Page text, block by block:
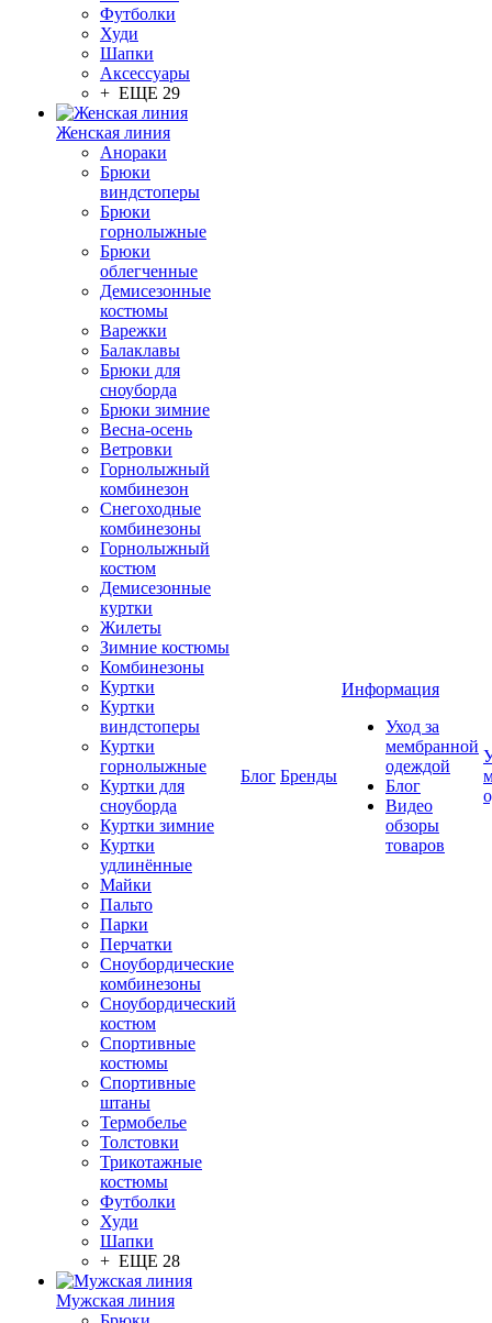
Футболки
Худи
Шапки
Аксессуары
+ ЕЩЕ 29
Женская линия
Анораки
Брюки
виндстоперы
Брюки
горнолыжные
Брюки
облегченные
Демисезонные
костюмы
Варежки
Балаклавы
Брюки для
сноуборда
Брюки зимние
Весна-осень
Ветровки
Горнолыжный
комбинезон
Снегоходные
комбинезоны
Горнолыжный
костюм
Демисезонные
куртки
Жилеты
Зимние костюмы
Комбинезоны
Куртки
Куртки
виндстоперы
Куртки
горнолыжные
Куртки для
сноуборда
Куртки зимние
Куртки
удлинённые
Майки
Пальто
Парки
Перчатки
Сноубордические
комбинезоны
Сноубордический
костюм
Спортивные
костюмы
Спортивные
штаны
Термобелье
Толстовки
Трикотажные
костюмы
Футболки
Худи
Шапки
+ ЕЩЕ 28
Мужская линия
Блог Бренды
Информация
Уход за
мембранной
одеждой
Блог
Видео
обзоры
товаров